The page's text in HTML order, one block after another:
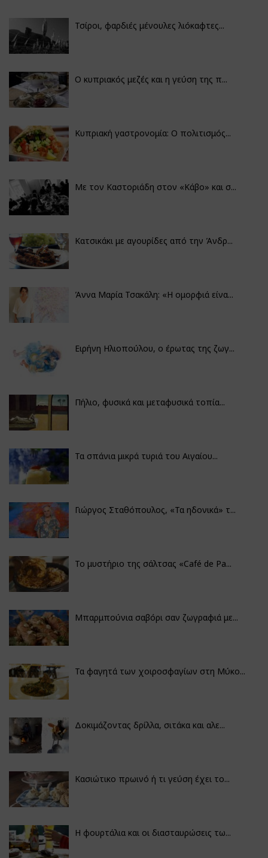
Τσίροι, φαρδιές μένουλες λιόκαφτες...
Ο κυπριακός μεζές και η γεύση της π...
Κυπριακή γαστρονομία: Ο πολιτισμός...
Με τον Καστοριάδη στον «Κάβο» και σ...
Κατσικάκι με αγουρίδες από την Άνδρ...
Άννα Μαρία Τσακάλη: «Η ομορφιά είνα...
Ειρήνη Ηλιοπούλου, ο έρωτας της ζωγ...
Πήλιο, φυσικά και μεταφυσικά τοπία...
Τα σπάνια μικρά τυριά του Αιγαίου...
Γιώργος Σταθόπουλος, «Τα ηδονικά» τ...
Το μυστήριο της σάλτσας «Café de Pa...
Μπαρμπούνια σαβόρι σαν ζωγραφιά με...
Τα φαγητά των χοιροσφαγίων στη Μύκο...
Δοκιμάζοντας δρίλλα, σιτάκα και αλε...
Κασιώτικο πρωινό ή τι γεύση έχει το...
Η φουρτάλια και οι διασταυρώσεις τω...